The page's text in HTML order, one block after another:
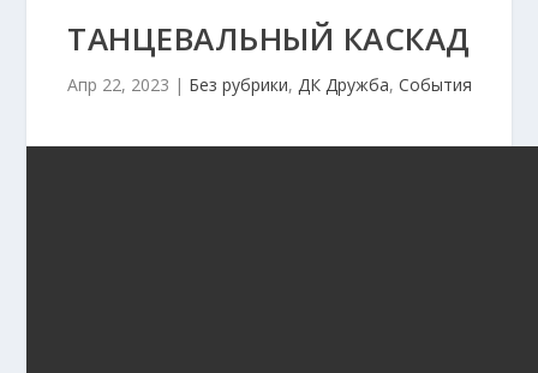
ТАНЦЕВАЛЬНЫЙ КАСКАД
Апр 22, 2023 | Без рубрики, ДК Дружба, События